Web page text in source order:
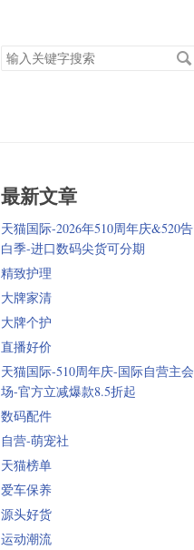
搜
索
最新文章
天猫国际-2026年510周年庆&520告
白季-进口数码尖货可分期
精致护理
大牌家清
大牌个护
直播好价
天猫国际-510周年庆-国际自营主会
场-官方立减爆款8.5折起
数码配件
自营-萌宠社
天猫榜单
爱车保养
源头好货
运动潮流